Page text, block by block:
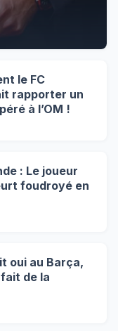
le FC
rapporter un
à l’OM !
: Le joueur
foudroyé en
oui au Barça,
de la